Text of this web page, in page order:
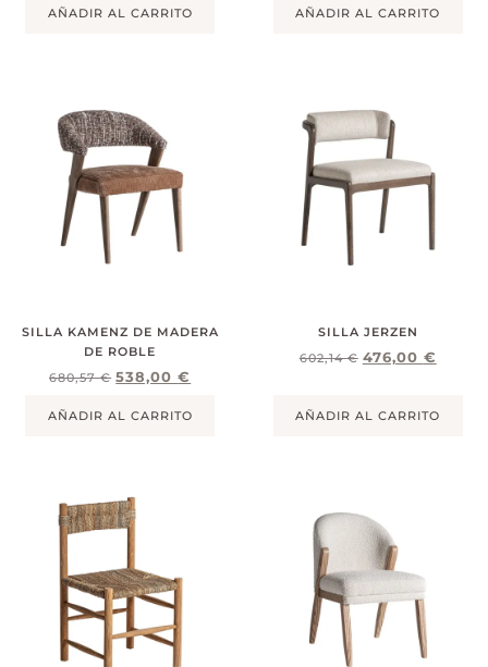
AÑADIR AL CARRITO AÑADIR AL CARRITO
SILLA KAMENZ DE MADERA
DE ROBLE
680,57€ 538,00€
AÑADIR AL CARRITO
SILLA JERZEN
602,14€ 476,00 €
AÑADIR AL CARRITO